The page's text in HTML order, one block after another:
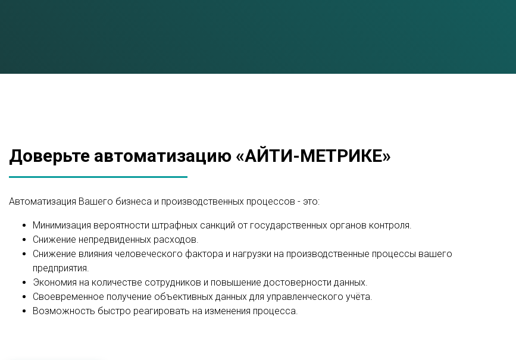
Доверьте автоматизацию «АЙТИ-МЕТРИКЕ»
Автоматизация Вашего бизнеса и производственных процессов - это:
Минимизация вероятности штрафных санкций от государственных органов контроля.
Снижение непредвиденных расходов.
Снижение влияния человеческого фактора и нагрузки на производственные процессы вашего
предприятия.
Экономия на количестве сотрудников и повышение достоверности данных.
Своевременное получение объективных данных для управленческого учёта.
Возможность быстро реагировать на изменения процесса.